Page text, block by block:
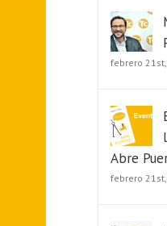
febrero
Abre
febrero